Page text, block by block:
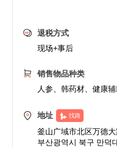
退税方式
现场+事后
销售物品种类
人参、韩药材、健康
地址 找路
釜山广域市北区万德
부산광역시 북구 만덕